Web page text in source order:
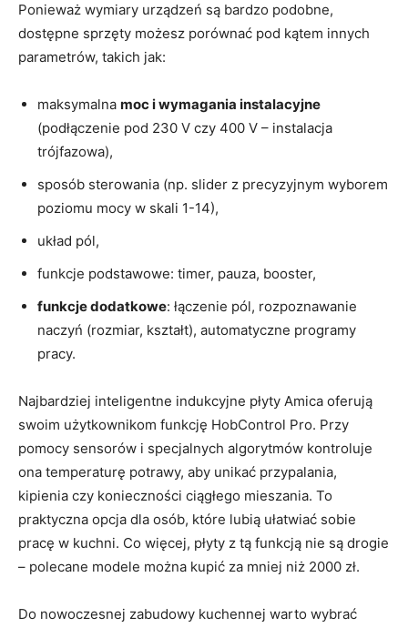
Ponieważ wymiary urządzeń są bardzo podobne,
dostępne sprzęty możesz porównać pod kątem innych
parametrów, takich jak:
maksymalna moc i wymagania instalacyjne
(podłączenie pod 230 V czy 400 V – instalacja
trójfazowa),
sposób sterowania (np. slider z precyzyjnym wyborem
poziomu mocy w skali 1-14),
układ pól,
funkcje podstawowe: timer, pauza, booster,
funkcje dodatkowe: łączenie pól, rozpoznawanie
naczyń (rozmiar, kształt), automatyczne programy
pracy.
Najbardziej inteligentne indukcyjne płyty Amica oferują
swoim użytkownikom funkcję HobControl Pro. Przy
pomocy sensorów i specjalnych algorytmów kontroluje
ona temperaturę potrawy, aby unikać przypalania,
kipienia czy konieczności ciągłego mieszania. To
praktyczna opcja dla osób, które lubią ułatwiać sobie
pracę w kuchni. Co więcej, płyty z tą funkcją nie są drogie
– polecane modele można kupić za mniej niż 2000 zł.
Do nowoczesnej zabudowy kuchennej warto wybrać